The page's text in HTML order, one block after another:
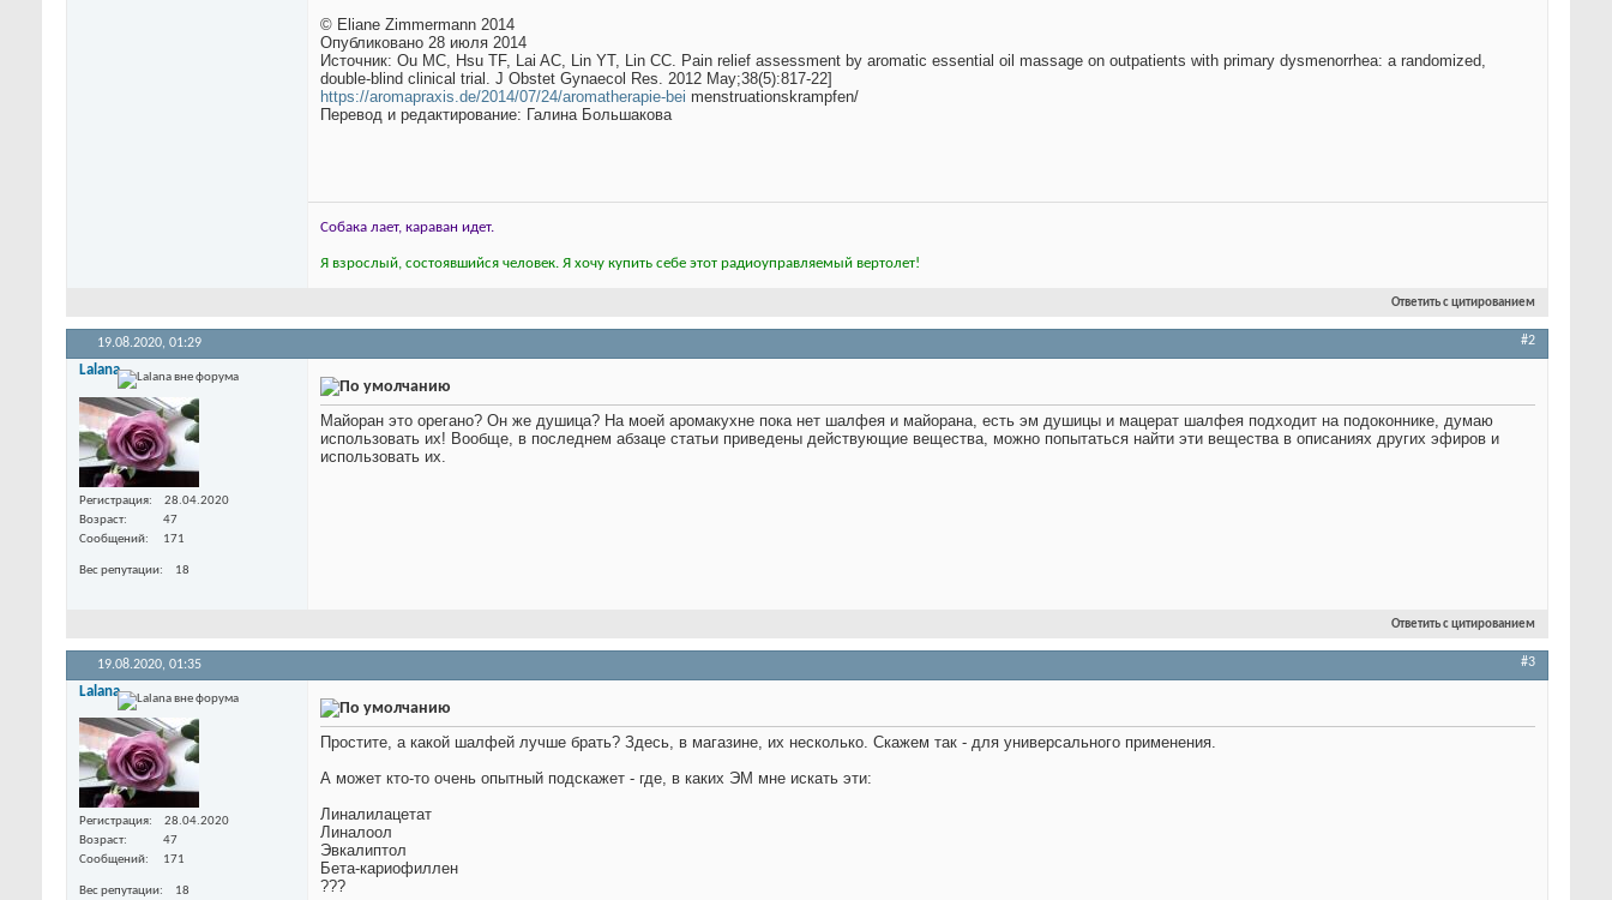
© Eliane Zimmermann 2014
Опубликовано 28 июля 2014
Источник: Ou MC, Hsu TF, Lai AC, Lin YT, Lin CC. Pain relief assessment by aromatic essential oil massage on outpatients with primary dysmenorrhea: a randomized,
double-blind clinical trial. J Obstet Gynaecol Res. 2012 May;38(5):817-22]
https://aromapraxis.de/2014/07/24/aromatherapie-bei menstruationskrampfen/
Перевод и редактирование: Галина Большакова
Собака лает, караван идет.
Я взрослый, состоявшийся человек. Я хочу купить себе этот радиоуправляемый вертолет!
Ответить с цитированием
19.08.2020, 01:29 #2
Lalana
Регистрация
28.04.2020
Возраст
47
Сообщений
171
Вес репутации 18
Майоран это орегано? Он же душица? На моей аромакухне пока нет шалфея и майорана, есть эм душицы и мацерат шалфея подходит на подоконнике, думаю
использовать их! Вообще, в последнем абзаце статьи приведены действующие вещества, можно попытаться найти эти вещества в описаниях других эфиров и
использовать их.
Ответить с цитированием
19.08.2020, 01:35 #3
Lalana
Регистрация
28.04.2020
Возраст
47
Сообщений
171
Вес репутации 18
Простите, а какой шалфей лучше брать? Здесь, в магазине, их несколько. Скажем так - для универсального применения.
А может кто-то очень опытный подскажет - где, в каких ЭМ мне искать эти:
Линалилацетат
Линалоол
Эвкалиптол
Бета-кариофиллен
???